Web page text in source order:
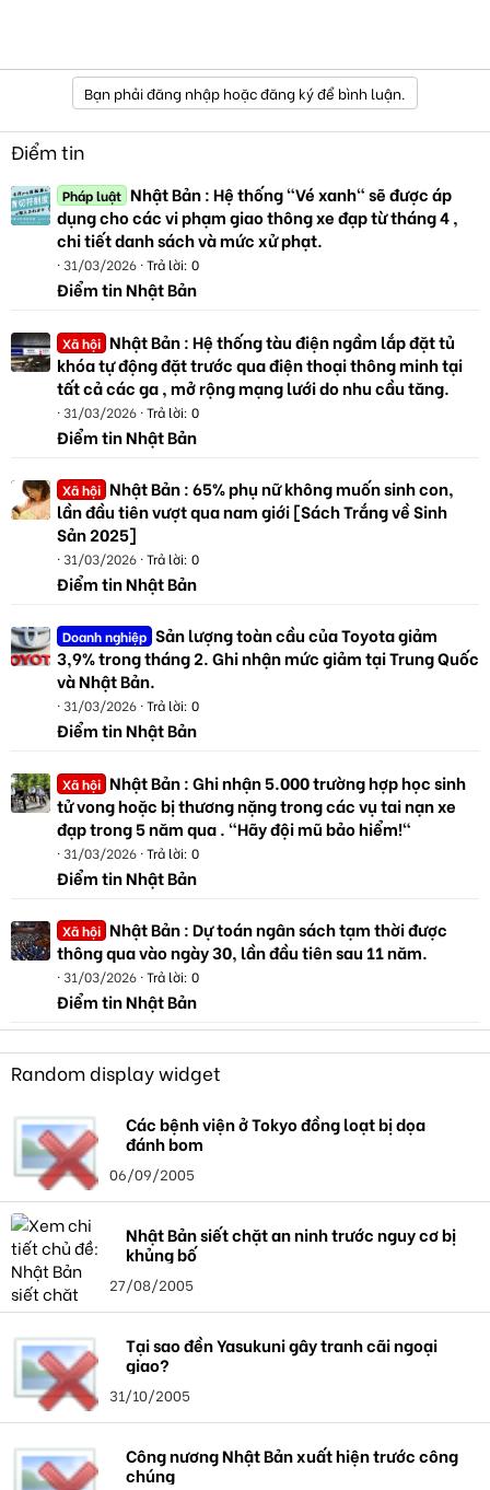
Bạn phải đăng nhập hoặc đăng ký để bình luận.
Điểm tin
Pháp luật Nhật Bản : Hệ thống "Vé xanh" sẽ được áp
dụng cho các vi phạm giao thông xe đạp từ tháng 4 ,
chi tiết danh sách và mức xử phạt.
31/03/2026 Trả lời: 0
Điểm tin Nhật Bản
Xã hội Nhật Bản : Hệ thống tàu điện ngầm lắp đặt tủ
khóa tự động đặt trước qua điện thoại thông minh tại
tất cả các ga , mở rộng mạng lưới do nhu cầu tăng.
31/03/2026 Trả lời: 0
Điểm tin Nhật Bản
Xã hội Nhật Bản : 65% phụ nữ không muốn sinh con,
lần đầu tiên vượt qua nam giới [Sách Trắng về Sinh
Sản 2025]
31/03/2026 Trả lời: 0
Điểm tin Nhật Bản
Doanh nghiệp Sản lượng toàn cầu của Toyota giảm
3,9% trong tháng 2. Ghi nhận mức giảm tại Trung Quốc
và Nhật Bản.
31/03/2026 Trả lời: 0
Điểm tin Nhật Bản
Xã hội Nhật Bản : Ghi nhận 5.000 trường hợp học sinh
tử vong hoặc bị thương nặng trong các vụ tai nạn xe
đạp trong 5 năm qua . "Hãy đội mũ bảo hiểm!"
31/03/2026 Trả lời: 0
Điểm tin Nhật Bản
Xã hội Nhật Bản : Dự toán ngân sách tạm thời được
thông qua vào ngày 30, lần đầu tiên sau 11 năm.
31/03/2026 Trả lời: 0
Điểm tin Nhật Bản
Random display widget
Các bệnh viện ở Tokyo đồng loạt bị dọa
đánh bom
06/09/2005
Nhật Bản siết chặt an ninh trước nguy cơ bị
khủng bố
27/08/2005
Tại sao đền Yasukuni gây tranh cãi ngoại
giao?
31/10/2005
Công nương Nhật Bản xuất hiện trước công
chúng